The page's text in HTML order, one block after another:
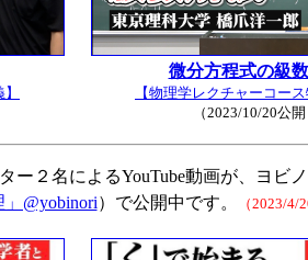
微分方程式の級
【物理学レクチャーコー
（2023/10/20公
ー２名によるYouTube動画が、ヨビ
@yobinori）で公開中です。 （2023/4/